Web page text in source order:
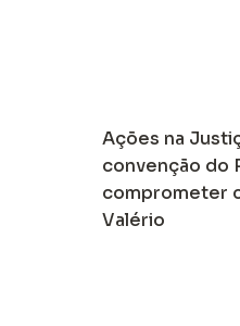
Ações na
convenção do
comprometer
Valério